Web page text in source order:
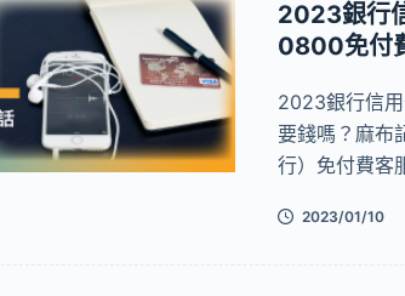
2023銀行
0800免付
2023銀行信
要錢嗎？麻布
行）免付費客
2023/01/10